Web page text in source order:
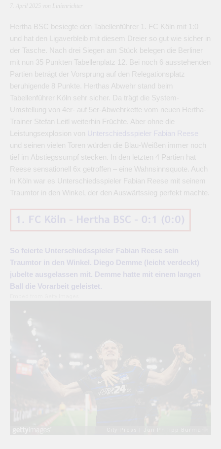
7. April 2025 von Linienrichter
Hertha BSC besiegte den Tabellenführer 1. FC Köln mit 1:0
und hat den Ligaverbleib mit diesem Dreier so gut wie sicher in
der Tasche. Nach drei Siegen am Stück belegen die Berliner
mit nun 35 Punkten Tabellenplatz 12. Bei noch 6 ausstehenden
Partien beträgt der Vorsprung auf den Relegationsplatz
beruhigende 8 Punkte. Herthas Abwehr stand beim
Tabellenführer Köln sehr sicher. Da trägt die System-
Umstellung von 4er- auf 5er-Abwehrkette vom neuen Hertha-
Trainer Stefan Leitl weiterhin Früchte. Aber ohne die
Leistungsexplosion von
Unterschiedsspieler Fabian Reese
und seinen vielen Toren würden die Blau-Weißen immer noch
tief im Abstiegssumpf stecken. In den letzten 4 Partien hat
Reese sensationell 6x getroffen – eine Wahnsinnsquote. Auch
in Köln war es Unterschiedsspieler Fabian Reese mit seinem
Traumtor in den Winkel, der den Auswärtssieg perfekt machte.
So feierte Unterschiedsspieler Fabian Reese sein
Traumtor in den Winkel. Diego Demme (leicht verdeckt)
jubelte ausgelassen mit. Demme hatte mit einem langen
Ball die Vorarbeit geleistet.